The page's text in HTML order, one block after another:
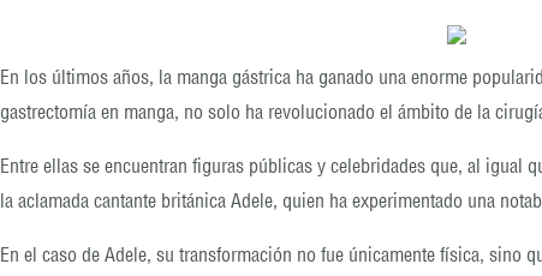
En los últimos años, la manga gástrica ha ganado una enorme
gastrectomía en manga, no solo ha revolucionado el ámbito de la
Entre ellas se encuentran figuras públicas y celebridades que, al igual
la aclamada cantante británica Adele, quien ha experimentado una
En el caso de Adele, su transformación no fue únicamente física, sino